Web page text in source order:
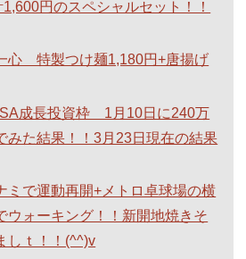
円のスペシャルセット！！
心 特製つけ麺1,180円+唐揚げ
成長投資枠 1月10日に240万
みた結果！！3月23日現在の結果
ミで運動再開+メトロ卓球場の横
ウォーキング！！新開地焼きそ
しｔ！！(^^)v